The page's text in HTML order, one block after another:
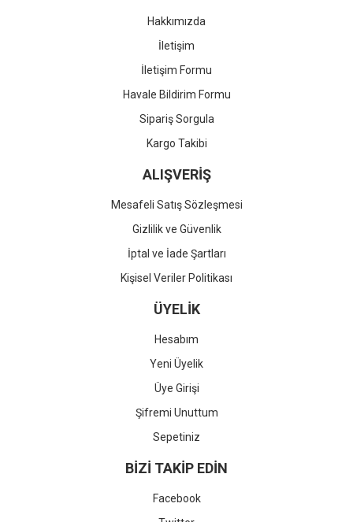
Hakkımızda
İletişim
İletişim Formu
Havale Bildirim Formu
Sipariş Sorgula
Kargo Takibi
ALIŞVERİŞ
Mesafeli Satış Sözleşmesi
Gizlilik ve Güvenlik
İptal ve İade Şartları
Kişisel Veriler Politikası
ÜYELİK
Hesabım
Yeni Üyelik
Üye Girişi
Şifremi Unuttum
Sepetiniz
BİZİ TAKİP EDİN
Facebook